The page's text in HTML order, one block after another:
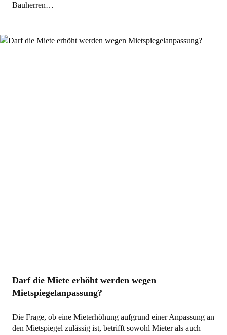
Bauherren…
Darf die Miete erhöht werden wegen
Mietspiegelanpassung?
Die Frage, ob eine Mieterhöhung aufgrund einer Anpassung an
den Mietspiegel zulässig ist, betrifft sowohl Mieter als auch